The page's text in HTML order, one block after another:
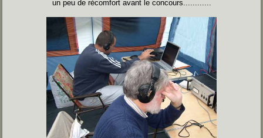
un peu de récomfort avant le concours............